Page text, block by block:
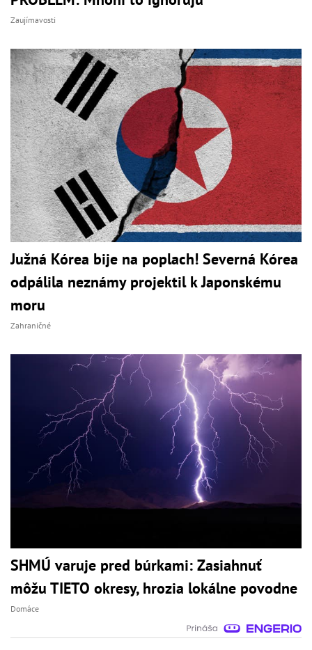
Zaujímavosti
Južná Kórea bije na poplach! Severná Kórea
odpálila neznámy projektil k Japonskému
moru
Zahraničné
SHMÚ varuje pred búrkami: Zasiahnuť
môžu TIETO okresy, hrozia lokálne povodne
Domáce